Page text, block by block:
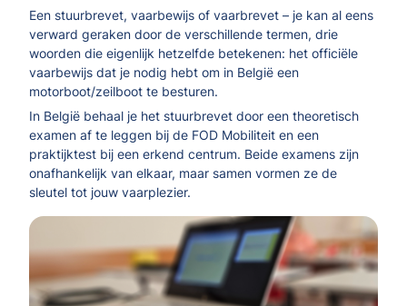
Een stuurbrevet, vaarbewijs of vaarbrevet – je kan al eens
verward geraken door de verschillende termen, drie
woorden die eigenlijk hetzelfde betekenen: het officiële
vaarbewijs dat je nodig hebt om in België een
motorboot/zeilboot te besturen.
In België behaal je het stuurbrevet door een theoretisch
examen af te leggen bij de FOD Mobiliteit en een
praktijktest bij een erkend centrum. Beide examens zijn
onafhankelijk van elkaar, maar samen vormen ze de
sleutel tot jouw vaarplezier.